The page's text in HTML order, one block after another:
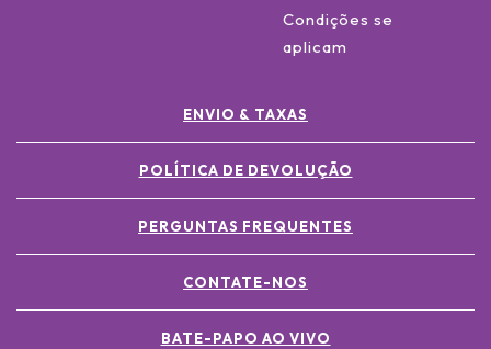
Condições se
aplicam
ENVIO & TAXAS
POLÍTICA DE DEVOLUÇÃO
PERGUNTAS FREQUENTES
CONTATE-NOS
BATE-PAPO AO VIVO